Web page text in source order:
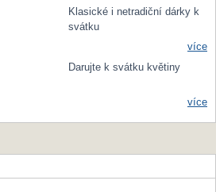
Klasické i netradiční dárky k
svátku
více
Darujte k svátku květiny
více